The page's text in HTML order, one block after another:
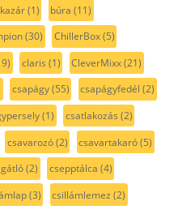
(1) búra (11)
(30) ChillerBox(5)
claris (1) CleverMixx(21)
csapágy(55) csapágyfedél (2)
(1) csatlakozás (2)
csavarozó(2) csavartakaró(5)
(2) csepptálca (4)
(3) csillámlemez (2)